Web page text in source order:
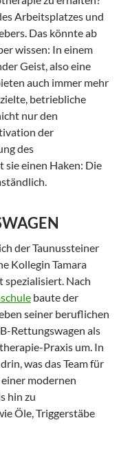
Arbeitsplatzes und
Das könnte ab
wissen: In einem
Geist, also eine
auch immer mehr
betriebliche
nur den
der
des
sie einen Haken: Die
der Taunussteiner
Kollegin Tamara
spezialisiert. Nach
baute der
seiner beruflichen
Rettungswagen als
Praxis um. In
was das Team für
modernen
hin zu
Öle, Triggerstäbe